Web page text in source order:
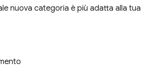
nuova categoria è più adatta alla tua